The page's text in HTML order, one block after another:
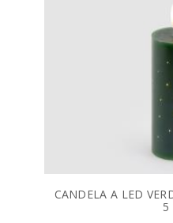
CANDELA A LED
5